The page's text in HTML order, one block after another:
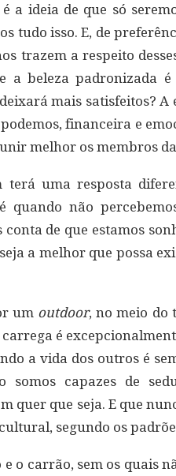
a ideia de que só
tudo isso. E, de
trazem a respeito
a beleza padronizada
mais satisfeitos? A
financeira e
melhor os membros
uma resposta
quando não
de que estamos
a melhor que possa
um outdoor, no meio do
é
a vida dos outros é
somos capazes de
quer que seja. E que
segundo os
o carrão, sem os quais